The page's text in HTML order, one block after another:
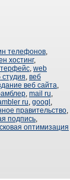
телефонов,
хостинг,
, web
студия, веб
веб сайта,
, mail ru,
ru, googl ,
правительство,
подпись,
оптимизация